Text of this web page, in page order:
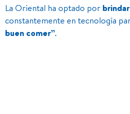
La Oriental ha optado por
constantemente en tecnología
buen comer”.